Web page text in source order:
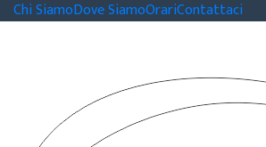
Chi SiamoDove SiamoOrariContattaci